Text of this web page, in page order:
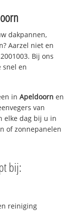
dakpannen,
Aarzel niet en
Bij ons
snel en
inApeldoorn en
van
elke dag bij u in
of zonnepanelen
bij:
reiniging